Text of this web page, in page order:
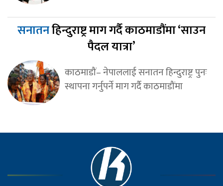
सनातनहिन्दुराष्ट्र माग गर्दै काठमाडौंमा ‘साउन
पैदल यात्रा’
काठमाडौं– नेपाललाई सनातन हिन्दुराष्ट्र पुनः
स्थापना गर्नुपर्ने माग गर्दै काठमाडौंमा